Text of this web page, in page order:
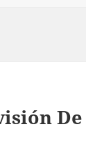
De